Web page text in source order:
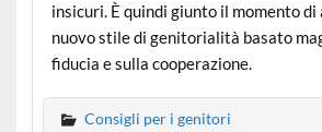
insicuri. È quindi giunto il momento
nuovo stile di genitorialità basato
fiducia e sulla cooperazione.
Consigli per i genitori